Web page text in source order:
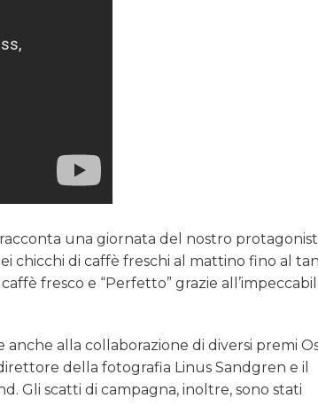
una giornata del nostro
chicchi di caffè freschi al mattino fino al
fresco e “Perfetto” grazie
alla collaborazione di diversi premi
della fotografia Linus Sandgren e il
Gli scatti di campagna, inoltre, sono stati